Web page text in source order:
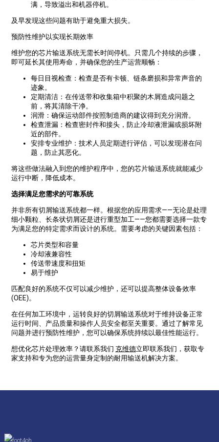
满，导致溢出和机器停机。
及早发现这些问题有助于避免重大损失。
预防性维护以实现长期效率
维护您的芯片输送系统无需长时间停机。只需几个持续的步骤，
即可延长其使用寿命，并确保您的生产运营顺畅：
每日目视检查：检查是否有卡顿、链条磨损和异常声音的
迹象。
定期清洁：在传送带和收集箱中积聚的木屑造成问题之
前，将其清除干净。
润滑：确保运动部件按照制造商的建议得到充分润滑。
检查泄漏：检查密封件和接头，防止冷却液泄漏或损坏附
近的部件。
安排专业维护：技术人员定期进行评估，可以发现潜在问
题，防止其恶化。
将这些做法融入到您的维护程序中，您的芯片输送系统就能减少
运行中断，降低成本。
选择满足您需求的可靠系统
并非所有切屑输送系统都一样。根据您的应用需求——无论是处理
细小颗粒、长条状切屑还是进行重型加工——您都需要选择一款专
为满足您的特定需求而设计的系统。需要考虑的关键因素包括：
芯片类型和容量
冷却液兼容性
传送带速度和扭矩
易于维护
匹配良好的系统不仅可以减少维护，还可以提高整体设备效率
(OEE)。
在任何加工环境中，运转良好的切屑输送系统对于维持设备正常
运行时间、产品质量和操作人员安全都至关重要。通过了解常见
问题并进行预防性维护，您可以确保系统持续以最佳性能运行。
想优化芯片处理效率？请联系我们 克维德立即联系我们，获取专
家支持和专为您的运营量身定制的耐用输送机解决方案。